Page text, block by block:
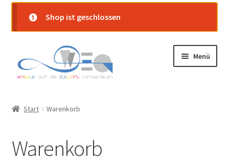
Shop ist geschlossen
Navigation
springen
Inhalt
springen
Menü
Warenkorb
Start Warenkorb
Warenkorb